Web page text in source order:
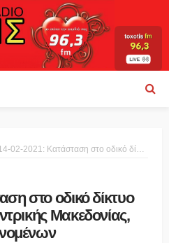
02-2021: Κατάσταση στο οδικό δίκτυο της Περιφέρειας Κεντρικής Μακεδονίας, λόγω καιρικών φαινομένων
στο οδικό δίκτυο
Μακεδονίας,